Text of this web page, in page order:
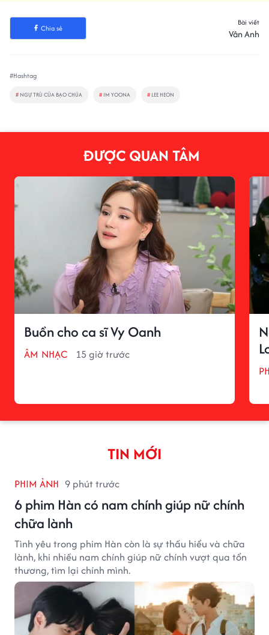
Chia sẻ
Bài viết
Vân Anh
#Hashtag
# NGỰ TRÙ CỦA BẠO CHÚA # IM YOONA # LEE HEON
ĐƯỢC QUAN TÂM
Buồn cho ca sĩ Vy Oanh
ÂM NHẠC 15 giờ trước
TIN MỚI
PHIM ẢNH 9 phút trước
6 phim Hàn có nam chính giúp nữ chính
chữa lành
Tình yêu trong phim Hàn còn là sự thấu hiểu và chữa
lành, khi nhiều nam chính giúp nữ chính vượt qua tổn
thương, tìm lại chính mình.